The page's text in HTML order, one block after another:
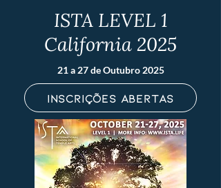
ISTA LEVEL 1
California 2025
21 a 27 de Outubro 2025
Inscrições Abertas